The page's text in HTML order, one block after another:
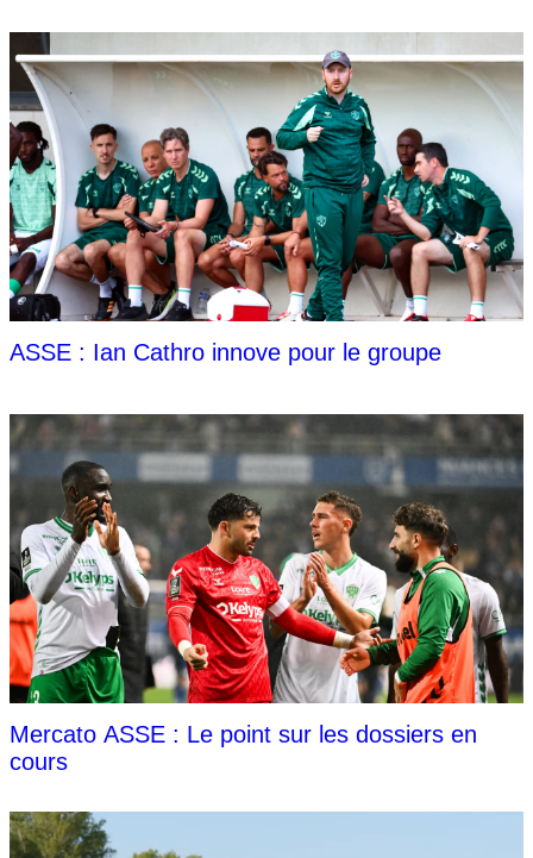
ASSE : Ian Cathro innove pour le groupe
Mercato ASSE : Le point sur les dossiers en
cours